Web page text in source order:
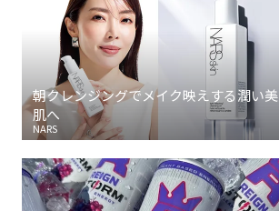
朝クレンジングでメイク映えする潤い美
肌へ
NARS